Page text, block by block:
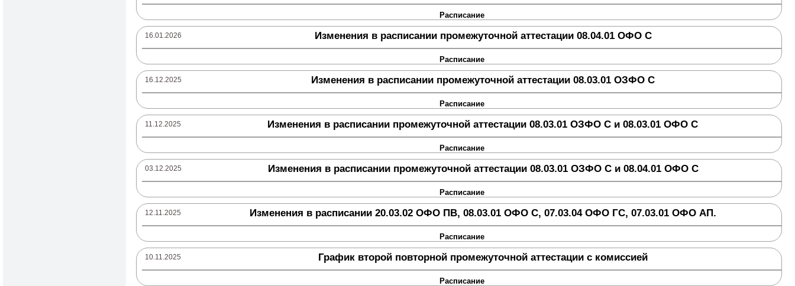
Расписание
16.01.2026 Изменения в расписании промежуточной аттестации 08.04.01 ОФО С
Расписание
16.12.2025 Изменения в расписании промежуточной аттестации 08.03.01 ОЗФО С
Расписание
11.12.2025 Изменения в расписании промежуточной аттестации 08.03.01 ОЗФО С и 08.03.01 ОФО С
Расписание
03.12.2025 Изменения в расписании промежуточной аттестации 08.03.01 ОЗФО С и 08.04.01 ОФО С
Расписание
12.11.2025 Изменения в расписании 20.03.02 ОФО ПВ, 08.03.01 ОФО С, 07.03.04 ОФО ГС, 07.03.01 ОФО АП.
Расписание
10.11.2025 График второй повторной промежуточной аттестации с комиссией
Расписание